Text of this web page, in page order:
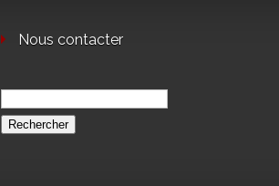
Nous contacter
Rechercher :